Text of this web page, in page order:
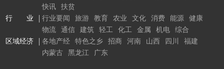
快讯
扶贫
行 业
行业要闻 旅游 教育 农业 文化 消费 能源
健康
物流
通信 建筑 轻工 化工 金属 机电
综合
区域经济
各地产经 特色之乡 招商 河南 山西 四川
福建
内蒙古
黑龙江 广东